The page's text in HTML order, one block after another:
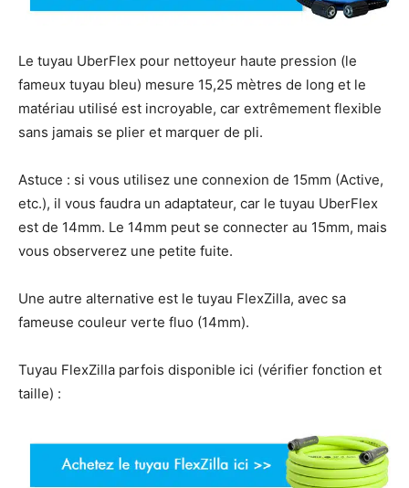
Le tuyau UberFlex pour nettoyeur haute pression (le
fameux tuyau bleu) mesure 15,25 mètres de long et le
matériau utilisé est incroyable, car extrêmement flexible
sans jamais se plier et marquer de pli.
Astuce : si vous utilisez une connexion de 15mm (Active,
etc.), il vous faudra un adaptateur, car le tuyau UberFlex
est de 14mm. Le 14mm peut se connecter au 15mm, mais
vous observerez une petite fuite.
Une autre alternative est le tuyau FlexZilla, avec sa
fameuse couleur verte fluo (14mm).
Tuyau FlexZilla parfois disponible ici (vérifier fonction et
taille) :